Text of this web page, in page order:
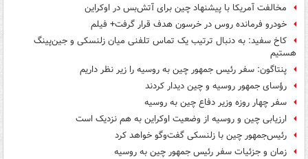
مخالفت آمریکا با پیشنهاد چین برای آتش‌بس در اوکراین
خودرو فرمانده روس در خرسون هدف قرار گرفت+ فیلم
کاخ سفید: به دنبال ترتیب یک تماس تلفنی میان زلنسکی و جین‌پینگ
هستیم
پنتاگون: سفر رئیس جمهور چین به روسیه را زیر نظر داریم
رؤسای جمهور روسیه و چین دیدار کردند
سفر چهار روزه وزیر دفاع چین به روسیه
ارزیابی چین و روسیه از وضعیت اوکراین به هم نزدیک است
رئیس‌جمهور چین با زلنسکی گفت‌وگو خواهد کرد
زمان و جزئیات سفر رئیس جمهور چین به روسیه